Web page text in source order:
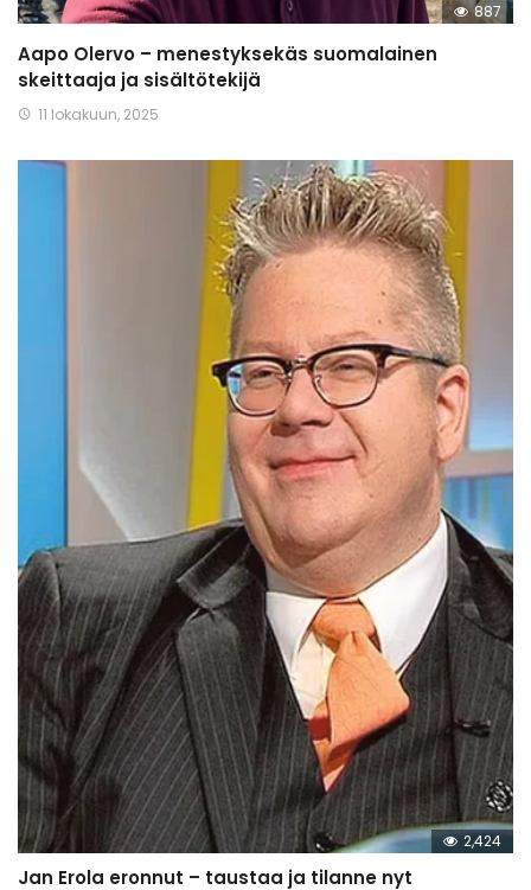
887
Aapo Olervo – menestyksekäs suomalainen
skeittaaja ja sisältötekijä
11 lokakuun, 2025
2,424
Jan Erola eronnut – taustaa ja tilanne nyt